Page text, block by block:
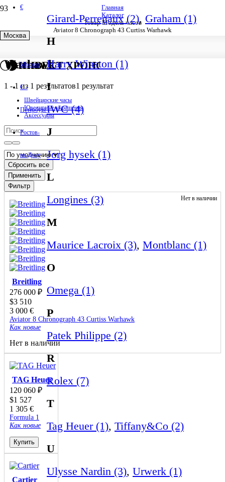
€
Москва
Москва
С.-
Петербург
Ростов-
на-Дону
Girard-Perregaux (2), Graham (1)
H
Harry Winston (1)
I
IWC (4)
J
Jorg hysek (1)
L
Longines (3)
M
Maurice Lacroix (3), Montblanc (1)
O
Omega (1)
P
Patek Philippe (2)
R
Rolex (7)
T
Tag Heuer (1), Tiffany&Co (2)
U
Ulysse Nardin (3), Urwerk (1)
ИНВЕСТ ХРОНО
Главная
Каталог
Товар Модель часов
Aviator 8 Chronograph 43 Curtiss Warhawk
Warhawk
1 -1 из 1 результатов1 результат
Швейцарские часы
Ювелирные украшения
Аксессуары
Сбросить все
Применить
Фильтр
Нет в наличии
Breitling
276 000 ₽
$3 510
3 000 €
Aviator 8 Chronograph 43 Curtiss Warhawk
Как новые
Нет в наличии
TAG Heuer
120 060 ₽
$1 527
1 305 €
Formula 1
Как новые
Купить
Cartier